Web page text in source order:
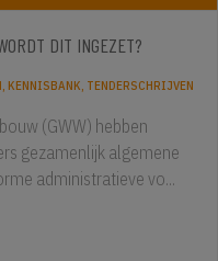
DIT INGEZET?
KENNISBANK TENDERSCHRIJVEN
(GWW) hebben
gezamenlijk algemene
administratieve vo...